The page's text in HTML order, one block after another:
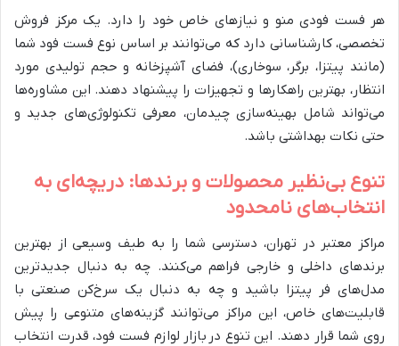
هر فست فودی منو و نیازهای خاص خود را دارد. یک مرکز فروش
تخصصی، کارشناسانی دارد که می‌توانند بر اساس نوع فست فود شما
(مانند پیتزا، برگر، سوخاری)، فضای آشپزخانه و حجم تولیدی مورد
انتظار، بهترین راهکارها و تجهیزات را پیشنهاد دهند. این مشاوره‌ها
می‌تواند شامل بهینه‌سازی چیدمان، معرفی تکنولوژی‌های جدید و
حتی نکات بهداشتی باشد.
تنوع بی‌نظیر محصولات و برندها: دریچه‌ای به
انتخاب‌های نامحدود
مراکز معتبر در تهران، دسترسی شما را به طیف وسیعی از بهترین
برندهای داخلی و خارجی فراهم می‌کنند. چه به دنبال جدیدترین
مدل‌های فر پیتزا باشید و چه به دنبال یک سرخ‌کن صنعتی با
قابلیت‌های خاص، این مراکز می‌توانند گزینه‌های متنوعی را پیش
روی شما قرار دهند. این تنوع در بازار لوازم فست فود، قدرت انتخاب